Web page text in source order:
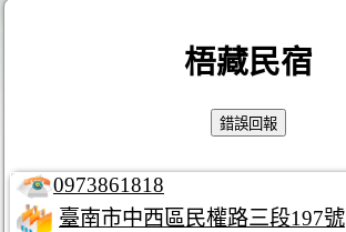
梧藏民宿
0973861818
臺南市中西區民權路三段197號